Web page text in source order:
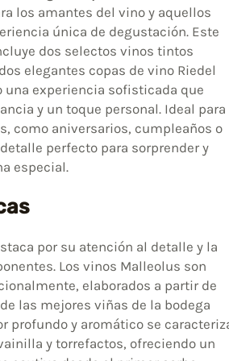
los amantes del vino y aquellos
única de degustación. Este
dos selectos vinos tintos
elegantes copas de vino Riedel
una experiencia sofisticada que
y un toque personal. Ideal para
como aniversarios, cumpleaños o
perfecto para sorprender y
especial.
por su atención al detalle y la
Los vinos Malleolus son
elaborados a partir de
las mejores viñas de la bodega
profundo y aromático se
y torrefactos, ofreciendo un